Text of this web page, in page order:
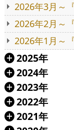
2026年3月～
2026年2月～
2026年1月～
Á 2025年
Á 2024年
Á 2023年
Á 2022年
Á 2021年